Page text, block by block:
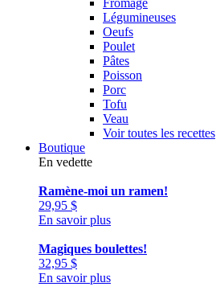
Fromage
Légumineuses
Oeufs
Poulet
Pâtes
Poisson
Porc
Tofu
Veau
Voir toutes les recettes
Boutique
En vedette
Ramène-moi un ramen!
29,95 $
En savoir plus
Magiques boulettes!
32,95 $
En savoir plus